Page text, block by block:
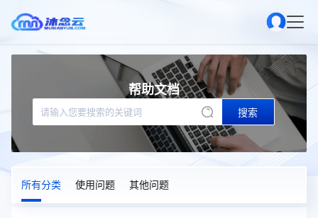
帮助文档
搜索
所有分类 使用问题 其他问题